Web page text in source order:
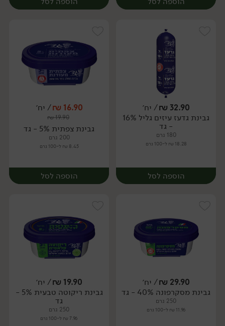
יח׳ יח׳
32.90
₪/ יח׳
גבינת גדעז עיזים גליל 16%
- גד
180 גרם
18.28 ₪ ל-100 גרם
הוספה לסל
יח׳
16.90
₪/ יח׳
19.90
₪
גבינת צפתית 5% - גד
200 גרם
8.45 ₪ ל-100 גרם
הוספה לסל
יח׳
29.90
₪/ יח׳
גבינת מסקרפונה 40% - גד
250 גרם
11.96 ₪ ל-100 גרם
19.90
₪/ יח׳
גבינת ריקוטה טבעית 5% -
גד
250 גרם
7.96 ₪ ל-100 גרם